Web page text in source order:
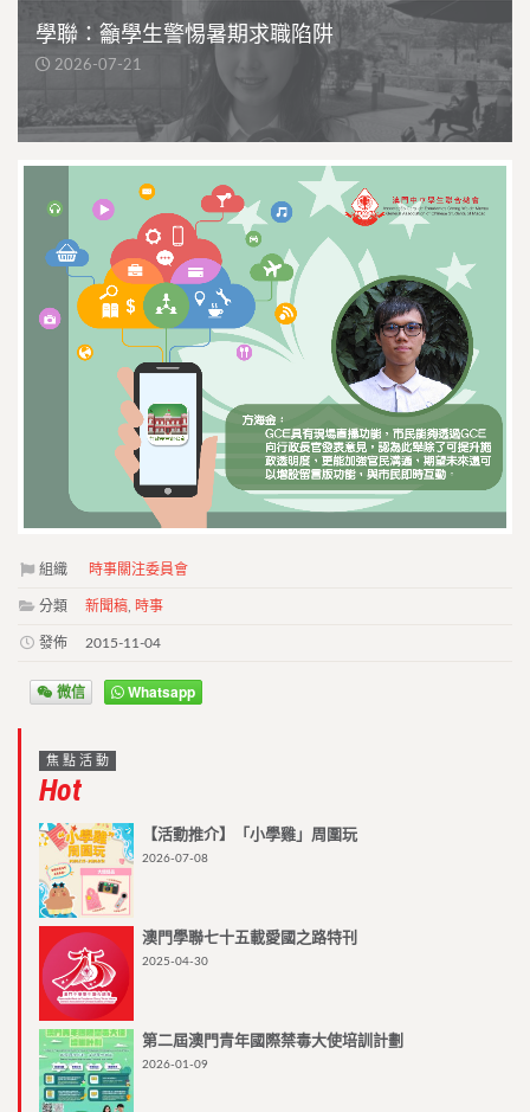
學聯：籲學生警惕暑期求職陷阱
2026-07-21
組織 時事關注委員會
分類 新聞稿 時事
發佈 2015-11-04
微信 Whatsapp
焦點活動
Hot
【活動推介】「小學雞」周圍玩
2026-07-08
澳門學聯七十五載愛國之路特刊
2025-04-30
第二屆澳門青年國際禁毒大使培訓計劃
2026-01-09